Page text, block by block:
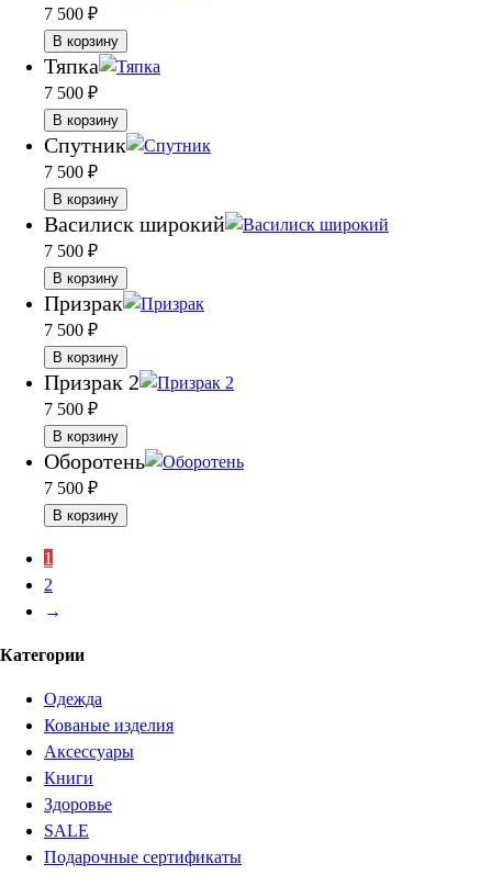
7 500 ₽
В корзину
Тяпка
7 500 ₽
В корзину
Спутник
7 500 ₽
В корзину
Василиск широкий
7 500 ₽
В корзину
Призрак
7 500 ₽
В корзину
Призрак 2
7 500 ₽
В корзину
Оборотень
7 500 ₽
В корзину
1
2
→
Категории
Одежда
Кованые изделия
Аксессуары
Книги
Здоровье
SALE
Подарочные сертификаты